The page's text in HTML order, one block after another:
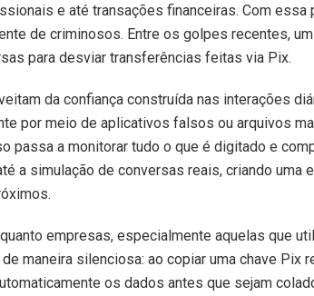
e até transações financeiras. Com essa
de criminosos. Entre os golpes recentes,
para desviar transferências feitas via Pix.
da confiança construída nas interações
por meio de aplicativos falsos ou arquivos
a monitorar tudo o que é digitado e
a simulação de conversas reais, criando uma
empresas, especialmente aquelas que
maneira silenciosa: ao copiar uma chave Pix
os dados antes que sejam